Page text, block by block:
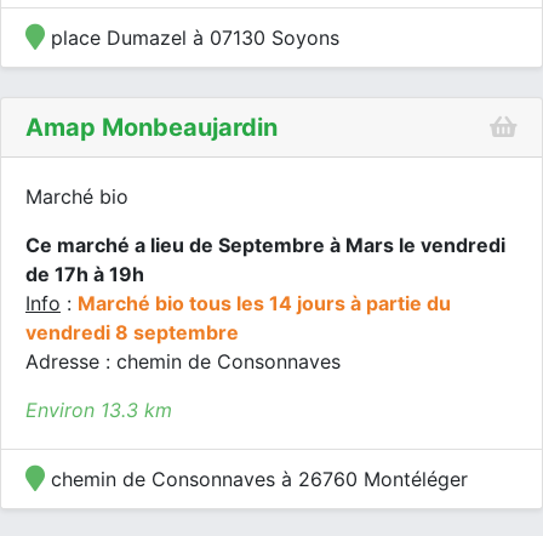
place Dumazel à 07130 Soyons
Amap Monbeaujardin
Marché bio
Ce marché a lieu de Septembre à Mars le vendredi
de 17h à 19h
Info : Marché bio tous les 14 jours à partie du
vendredi 8 septembre
Adresse : chemin de Consonnaves
Environ 13.3 km
chemin de Consonnaves à 26760 Montéléger